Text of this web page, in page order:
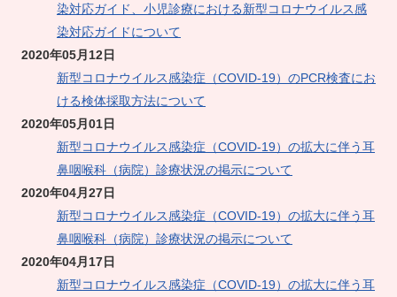
染対応ガイド、小児診療における新型コロナウイルス感
染対応ガイドについて
2020年05月12日
新型コロナウイルス感染症（COVID-19）のPCR検査にお
ける検体採取方法について
2020年05月01日
新型コロナウイルス感染症（COVID-19）の拡大に伴う耳
鼻咽喉科（病院）診療状況の掲示について
2020年04月27日
新型コロナウイルス感染症（COVID-19）の拡大に伴う耳
鼻咽喉科（病院）診療状況の掲示について
2020年04月17日
新型コロナウイルス感染症（COVID-19）の拡大に伴う耳